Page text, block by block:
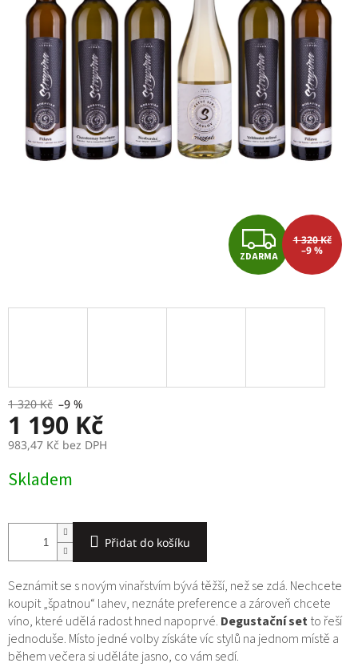
Z
D
A
ZDARMA
1 320 Kč
–9 %
1 320 Kč –9 %
1 190 Kč
983,47 Kč bez DPH
Měrná
cena:
Skladem
Přidat do košíku
Seznámit se s novým vinařstvím bývá těžší, než se zdá. Nechcete
koupit „špatnou“ lahev, neznáte preference a zároveň chcete
víno, které udělá radost hned napoprvé. Degustační setto řeší
jednoduše. Místo jedné volby získáte víc stylů na jednom místě a
během večera si uděláte jasno, co vám sedí.